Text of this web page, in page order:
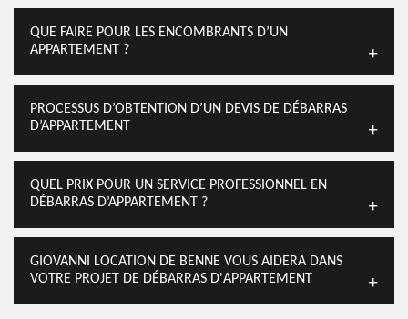
QUE FAIRE POUR LES ENCOMBRANTS D’UN
APPARTEMENT ?
PROCESSUS D’OBTENTION D’UN DEVIS DE DÉBARRAS
D’APPARTEMENT
QUEL PRIX POUR UN SERVICE PROFESSIONNEL EN
DÉBARRAS D’APPARTEMENT ?
GIOVANNI LOCATION DE BENNE VOUS AIDERA DANS
VOTRE PROJET DE DÉBARRAS D'APPARTEMENT